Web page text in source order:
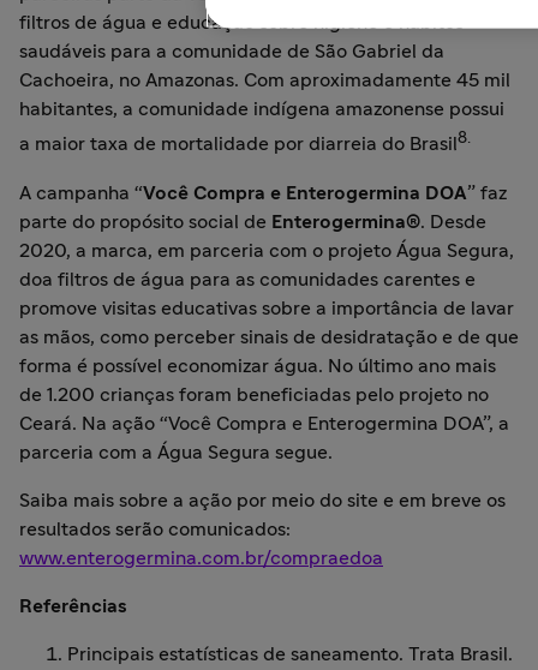
filtros de água e educação sobre higiene e hábitos
saudáveis para a comunidade de São Gabriel da
Cachoeira, no Amazonas. Com aproximadamente 45 mil
habitantes, a comunidade indígena amazonense possui
a maior taxa de mortalidade por diarreia do Brasil8.
A campanha “Você Compra e Enterogermina DOA” faz
parte do propósito social de Enterogermina®. Desde
2020, a marca, em parceria com o projeto Água Segura,
doa filtros de água para as comunidades carentes e
promove visitas educativas sobre a importância de lavar
as mãos, como perceber sinais de desidratação e de que
forma é possível economizar água. No último ano mais
de 1.200 crianças foram beneficiadas pelo projeto no
Ceará. Na ação “Você Compra e Enterogermina DOA”, a
parceria com a Água Segura segue.
Saiba mais sobre a ação por meio do site e em breve os
resultados serão comunicados:
www.enterogermina.com.br/compraedoa
Referências
Principais estatísticas de saneamento. Trata Brasil.